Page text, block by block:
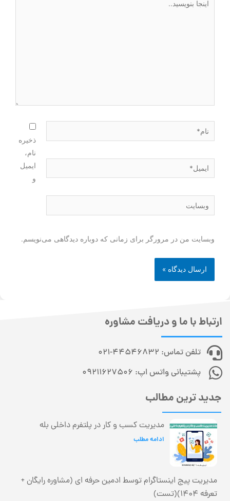
ذخیره
نام،
ایمیل
و
وبسایت من در مرورگر برای زمانی که دوباره دیدگاهی می‌نویسم.
ارتباط با ما و دریافت مشاوره
تلفن تماس: 44546832-021
پشتیبانی واتس اپ: 09211627506
جدید ترین مطالب
مدیریت کسب و کار در پلتفرم داخلی بله
ادامه مطلب
مدیریت پیج اینستاگرام توسط ادمین حرفه ای (مشاوره رایگان +
تعرفه 1404)(تست)